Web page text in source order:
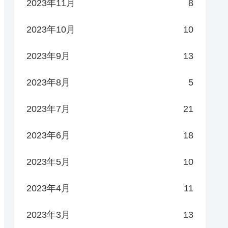
2023年11月 8
2023年10月 10
2023年9月 13
2023年8月 5
2023年7月 21
2023年6月 18
2023年5月 10
2023年4月 11
2023年3月 13